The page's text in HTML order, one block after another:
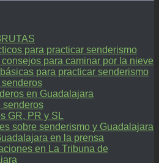
para practicar senderismo
para caminar por la nieve
para practicar senderismo
senderos
en Guadalajara
senderos
GR, PR y SL
sobre senderismo y Guadalajara
en la prensa
en La Tribuna de